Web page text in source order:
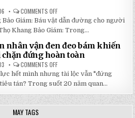
LỰA
HOÀN
HẢO
CHO
HÀNG
CỦA
BẠN
COMMENTS OFF
5
BÀI
HỌC
XƯƠNG
MÁU
TỪ
SÁCH
THỌ
BẢO
GIÁM
GIÚP
THAY
ĐỔI
HOÀN
TOÀN
Bảo Giám: Báu vật dẫn đường cho người
Khang Bảo Giám: Trong...
nhân vận đen đeo bám khiến
đứng hoàn toàn
COMMENTS OFF
NGUYÊN
NHÂN
VẬN
ĐEN
ĐEO
BÁM
lực hết mình nhưng tài lộc vẫn "đứng
tán? Trong suốt 20 năm quan...
MAY TAGS